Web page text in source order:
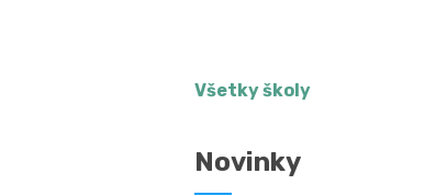
Všetky školy
Novinky